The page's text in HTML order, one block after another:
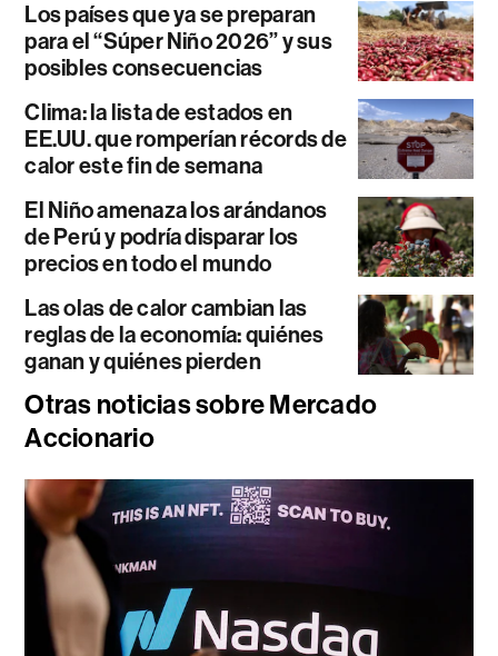
Los países que ya se preparan
para el “Súper Niño 2026” y sus
posibles consecuencias
Clima: la lista de estados en
EE.UU. que romperían récords de
calor este fin de semana
El Niño amenaza los arándanos
de Perú y podría disparar los
precios en todo el mundo
Las olas de calor cambian las
reglas de la economía: quiénes
ganan y quiénes pierden
Otras noticias sobre Mercado
Accionario